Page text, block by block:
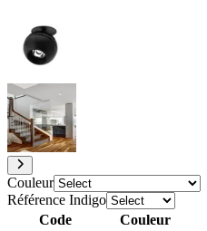
Couleur
Référence Indigo
Code
Couleur